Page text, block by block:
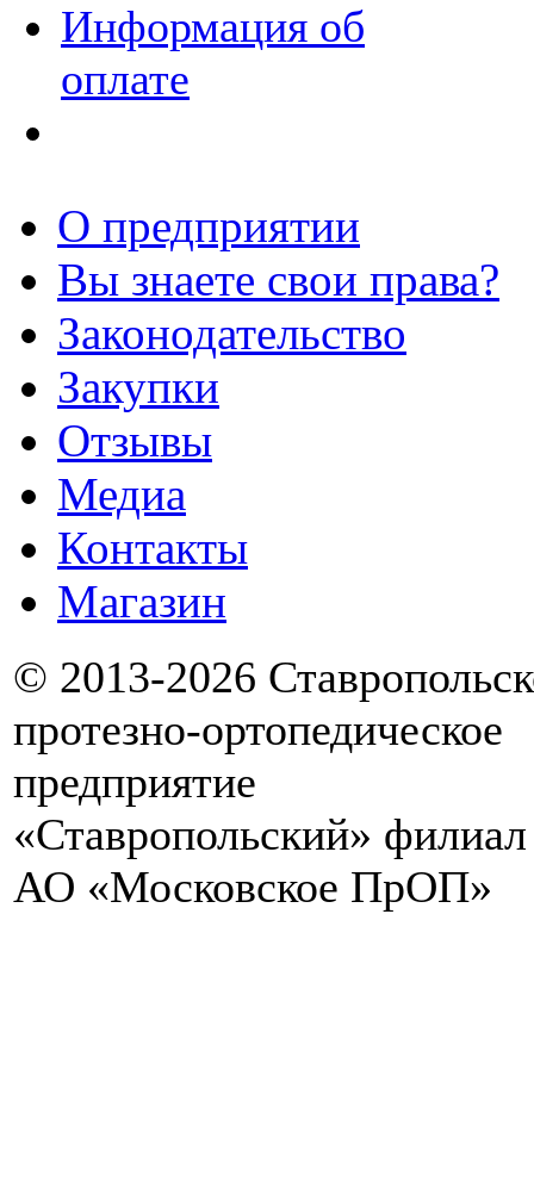
Информация об
оплате
О предприятии
Вы знаете свои права?
Законодательство
Закупки
Отзывы
Медиа
Контакты
Магазин
© 2013-2026
протезно-ортопедическое
предприятие
«Ставропольский» филиал
АО «Московское ПрОП»